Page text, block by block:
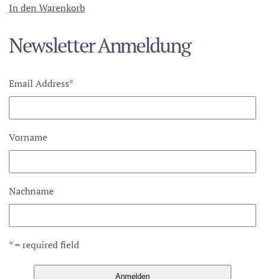
In den Warenkorb
Newsletter Anmeldung
Email Address*
Vorname
Nachname
* = required field